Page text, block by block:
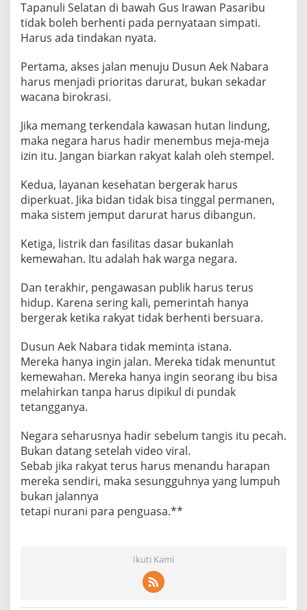
Tapanuli Selatan di bawah Gus Irawan Pasaribu
tidak boleh berhenti pada pernyataan simpati.
Harus ada tindakan nyata.
Pertama, akses jalan menuju Dusun Aek Nabara
harus menjadi prioritas darurat, bukan sekadar
wacana birokrasi.
Jika memang terkendala kawasan hutan lindung,
maka negara harus hadir menembus meja-meja
izin itu. Jangan biarkan rakyat kalah oleh stempel.
Kedua, layanan kesehatan bergerak harus
diperkuat. Jika bidan tidak bisa tinggal permanen,
maka sistem jemput darurat harus dibangun.
Ketiga, listrik dan fasilitas dasar bukanlah
kemewahan. Itu adalah hak warga negara.
Dan terakhir, pengawasan publik harus terus
hidup. Karena sering kali, pemerintah hanya
bergerak ketika rakyat tidak berhenti bersuara.
Dusun Aek Nabara tidak meminta istana.
Mereka hanya ingin jalan. Mereka tidak menuntut
kemewahan. Mereka hanya ingin seorang ibu bisa
melahirkan tanpa harus dipikul di pundak
tetangganya.
Negara seharusnya hadir sebelum tangis itu pecah.
Bukan datang setelah video viral.
Sebab jika rakyat terus harus menandu harapan
mereka sendiri, maka sesungguhnya yang lumpuh
bukan jalannya
tetapi nurani para penguasa.**
Ikuti Kami